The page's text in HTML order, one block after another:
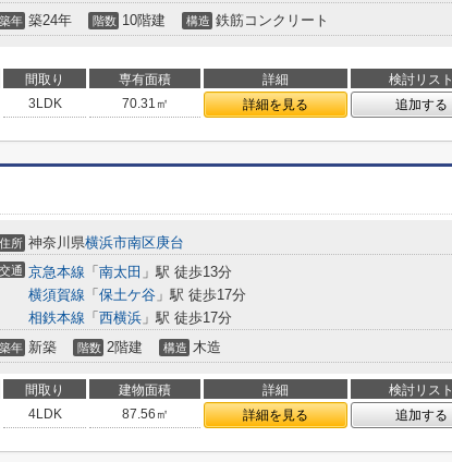
築年 築24年 階数 10階建 構造 鉄筋コンクリート
間取り 専有面積 詳細
検討リスト
3LDK 70.31㎡ 詳細を見る 追加する
住所 神奈川県横浜市南区庚台
交通 京急本線 「 南太田 」駅 徒歩13分
横須賀線 「 保土ケ谷 」駅 徒歩17分
相鉄本線 「 西横浜 」駅 徒歩17分
築年 新築 階数 2階建 構造 木造
間取り 建物面積 詳細
検討リスト
4LDK 87.56㎡ 詳細を見る 追加する